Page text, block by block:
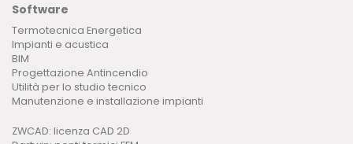
Software
Termotecnica Energetica
Impianti e acustica
BIM
Progettazione Antincendio
Utilità per lo studio tecnico
Manutenzione e installazione impianti
ZWCAD: licenza CAD 2D